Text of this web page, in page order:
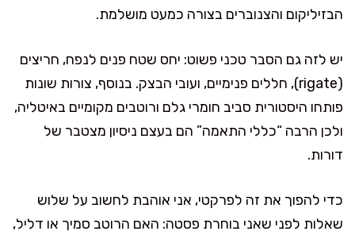
הבזיליקום והצנוברים בצורה כמעט מושלמת.
יש לזה גם הסבר טכני פשוט: יחס שטח פנים לנפח, חריצים
(rigate), חללים פנימיים, ועובי הבצק. בנוסף, צורות שונות
פותחו היסטורית סביב חומרי גלם ורוטבים מקומיים באיטליה,
ולכן הרבה “כללי התאמה” הם בעצם ניסיון מצטבר של
דורות.
כדי להפוך את זה לפרקטי, אני אוהבת לחשוב על שלוש
שאלות לפני שאני בוחרת פסטה: האם הרוטב סמיך או דליל,